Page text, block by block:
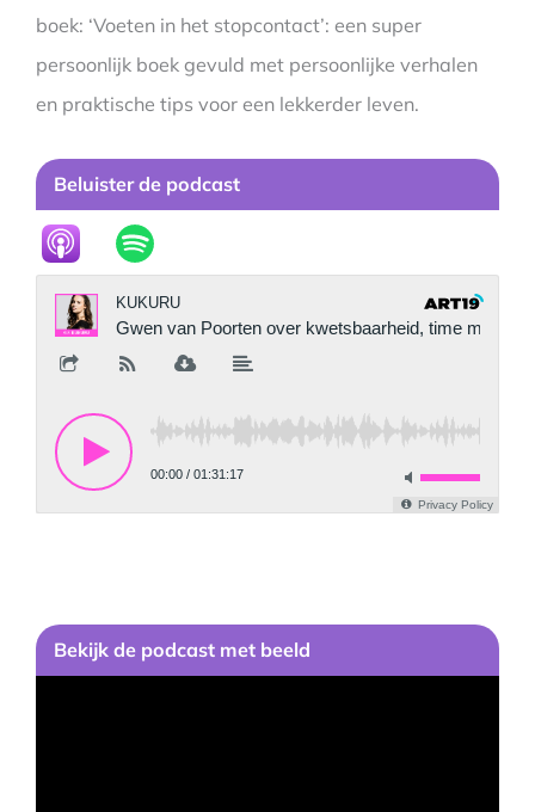
boek: ‘Voeten in het stopcontact’: een super
persoonlijk boek gevuld met persoonlijke verhalen
en praktische tips voor een lekkerder leven.
Beluister de podcast
Bekijk de podcast met beeld